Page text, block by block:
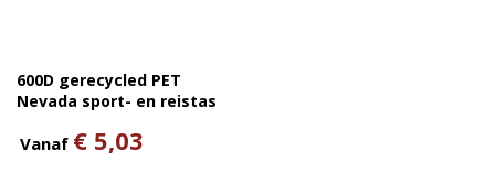
600D gerecycled PET
Nevada sport- en reistas
Vanaf € 5,03